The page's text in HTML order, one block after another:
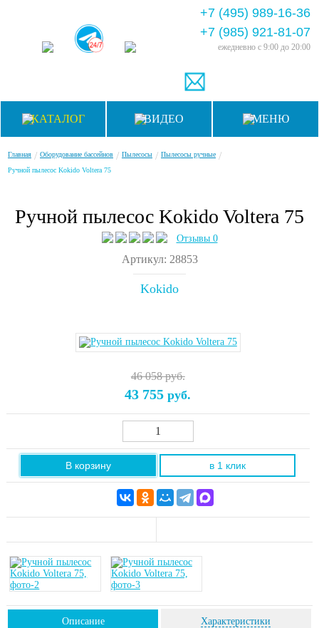
+7 (495) 989-16-36
+7 (985) 921-81-07
ежедневно с 9:00 до 20:00
КАТАЛОГ ВИДЕО МЕНЮ
Главная / Оборудование бассейнов / Пылесосы / Пылесосы ручные /
Ручной пылесос Kokido Voltera 75
Ручной пылесос Kokido Voltera 75
Отзывы 0
Артикул: 28853
Kokido
46 058 руб.
43 755 руб.
В корзину в 1 клик
Описание Характеристики